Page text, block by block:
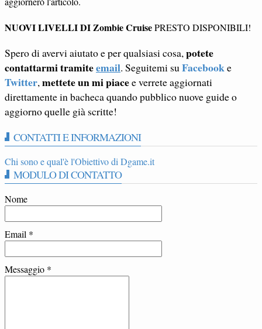
NUOVI LIVELLI DI Zombie CruisePRESTO DISPONIBILI!
Spero di avervi aiutato e per qualsiasi cosa,potete
contattarmi tramiteemail. Seguitemi suFacebooke
Twitter,mettete un mi piacee verrete aggiornati
direttamente in bacheca quando pubblico nuove guide o
aggiorno quelle già scritte!
CONTATTI E INFORMAZIONI
Chi sono e qual'è l'Obiettivo di Dgame.it
MODULO DI CONTATTO
Nome
Email *
Messaggio *